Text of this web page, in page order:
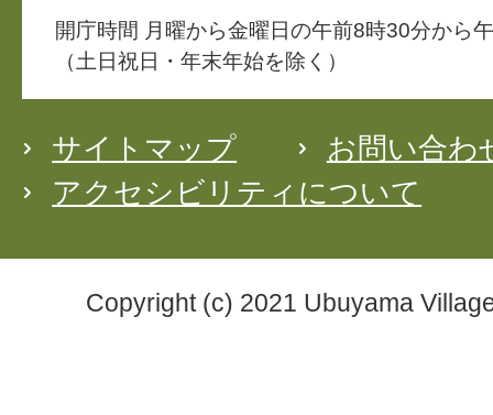
開庁時間 月曜から金曜日の午前8時30分から
（土日祝日・年末年始を除く）
サイトマップ
お問い合わ
アクセシビリティについて
Copyright (c) 2021 Ubuyama